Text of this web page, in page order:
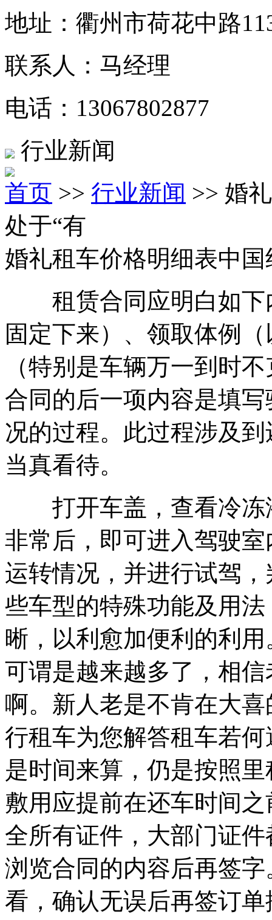
地址：衢州市荷花中路
联系人：马经理
电话：13067802877
行业新闻
首页 >> 行业新闻 >> 婚
处于“有
婚礼租车价格明细表中国
租赁合同应明白如下
固定下来）、领取体例
（特别是车辆万一到时
合同的后一项内容是填
况的过程。此过程涉及
当真看待。
打开车盖，查看冷冻
非常后，即可进入驾驶
运转情况，并进行试驾
些车型的特殊功能及用
晰，以利愈加便利的利
可谓是越来越多了，相
啊。新人老是不肯在大
行租车为您解答租车若
是时间来算，仍是按照
敷用应提前在还车时间
全所有证件，大部门证
浏览合同的内容后再签
看，确认无误后再签订